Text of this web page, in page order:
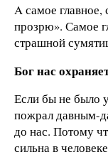
A самое
прозрю». Самое
страшной
Бог нас
Если бы не было
пожрал давным-
до нас. Потому
сильна в